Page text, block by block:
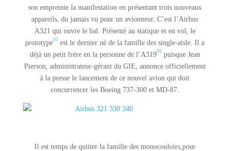
son empreinte la manifestation en présentant trois nouveaux
appareils, du jamais vu pour un avionneur. C’est l’Airbus
A321 qui ouvre le bal. Présenté au statique et en vol, le
prototype[1] est le dernier né de la famille des single-aisle. Il a
déjà un petit frère en la personne de l’A319[2] puisque Jean
Pierson, administrateur-gérant du GIE, annonce officiellement
à la presse le lancement de ce nouvel avion qui doit
concurrencer les Boeing 737-300 et MD-87.
Il est temps de quitter la famille des monocouloirs,pour